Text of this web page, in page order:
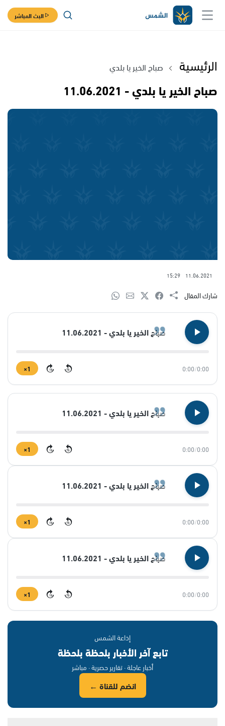
البث المباشر
الرئيسية صباح الخير يا بلدي
صباح الخير يا بلدي - 11.06.2021
11.06.2021
15:29
شارك المقال
صباح الخير يا بلدي - 11.06.2021
0:00
/
0:00
15
15
1×
صباح الخير يا بلدي - 11.06.2021
0:00
/
0:00
15
15
1×
صباح الخير يا بلدي - 11.06.2021
0:00
/
0:00
15
15
1×
صباح الخير يا بلدي - 11.06.2021
0:00
/
0:00
15
15
1×
إذاعة الشمس
تابع آخر الأخبار بلحظة بلحظة
أخبار عاجلة · تقارير حصرية · مباشر
انضم للقناة ←